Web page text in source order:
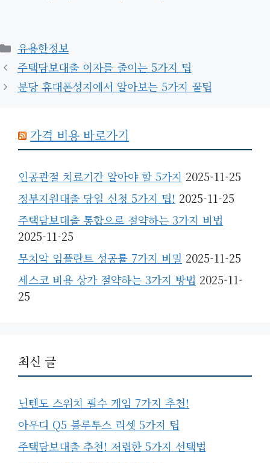
카
테
고
리
유용한정보
주택담보대출 이자를 줄이는 5가지 팁
분당 휴대폰성지에서 알아보는 5가지 꿀팁
가격 비용 바로가기
인공관절 치료기간 알아야 할 5가지 2025-11-25
정부지원대출 당일 신청 5가지 팁! 2025-11-25
주택담보대출 통합으로 절약하는 3가지 비법
2025-11-25
무치악 임플란트 성공률 7가지 비밀 2025-11-25
세스코 비용 상가 절약하는 3가지 방법 2025-11-
25
최신 글
닌텐도 스위치 필수 게임 7가지 추천!
아우디 Q5 블루투스 리셋 5가지 팁
주택담보대출 추천! 저렴한 5가지 선택법